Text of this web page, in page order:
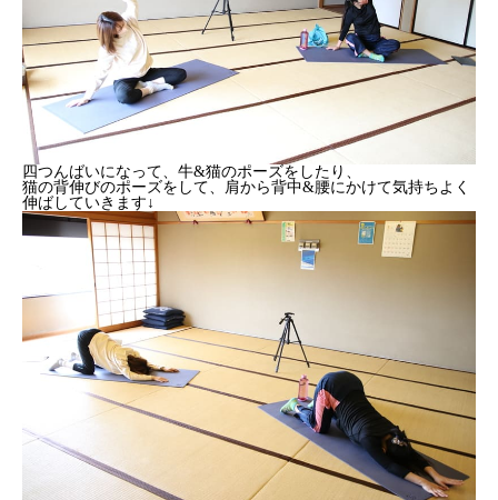
四つんばいになって、牛&猫のポーズをしたり、
猫の背伸びのポーズをして、肩から背中&腰にかけて気持ちよく
伸ばしていきます↓